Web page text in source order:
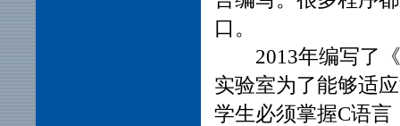
口。
2013年编写了
实验室为了能够适
学生必须掌握C语言